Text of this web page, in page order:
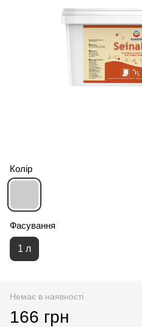
Колір
Фасування
1 л
Немає в наявності
166 грн